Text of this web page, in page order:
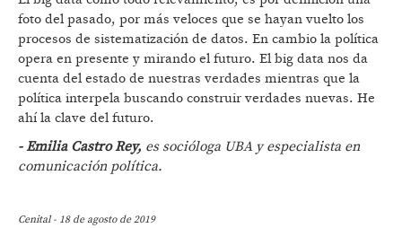
foto del pasado, por más veloces que se hayan vuelto los
procesos de sistematización de datos. En cambio la política
opera en presente y mirando el futuro. El big data nos da
cuenta del estado de nuestras verdades mientras que la
política interpela buscando construir verdades nuevas. He
ahí la clave del futuro.
- Emilia Castro Rey, es socióloga UBA y especialista en
comunicación política.
Cenital - 18 de agosto de 2019